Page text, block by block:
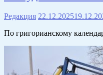
Редакция 22.12.2025
По григорианскому